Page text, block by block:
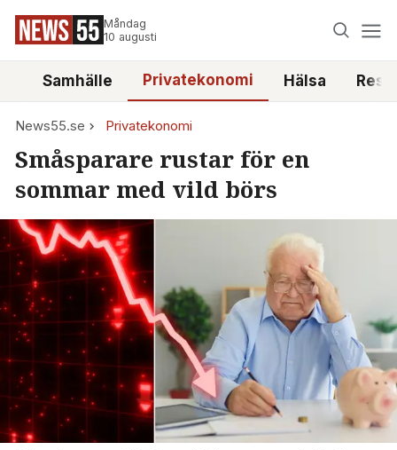
Måndag
10 augusti
Samhälle Privatekonomi Hälsa
News55.se Privatekonomi
Småsparare rustar för en
sommar med vild börs